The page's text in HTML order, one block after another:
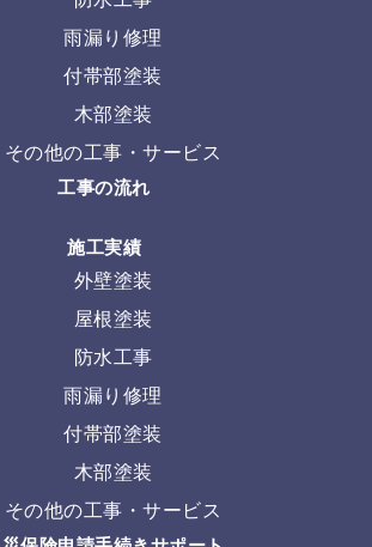
雨漏り修理
付帯部塗装
木部塗装
その他の工事・サービス
工事の流れ
施工実績
外壁塗装
屋根塗装
防水工事
雨漏り修理
付帯部塗装
木部塗装
その他の工事・サービス